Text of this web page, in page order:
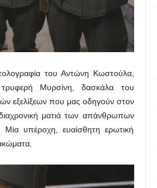
του Αντώνη Κωστούλα,
Μυρσίνη, δασκάλα του
εξελίξεων που μας οδηγούν στον
ματιά των απάνθρωπων
υπέροχη, ευαίσθητη ερωτική